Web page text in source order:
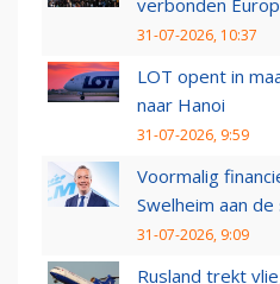
verbonden
31-07-2026, 10:37
LOT opent in
naar Hanoi
31-07-2026, 9:59
Voormalig
Swelheim aan
31-07-2026, 9:09
Rusland trekt